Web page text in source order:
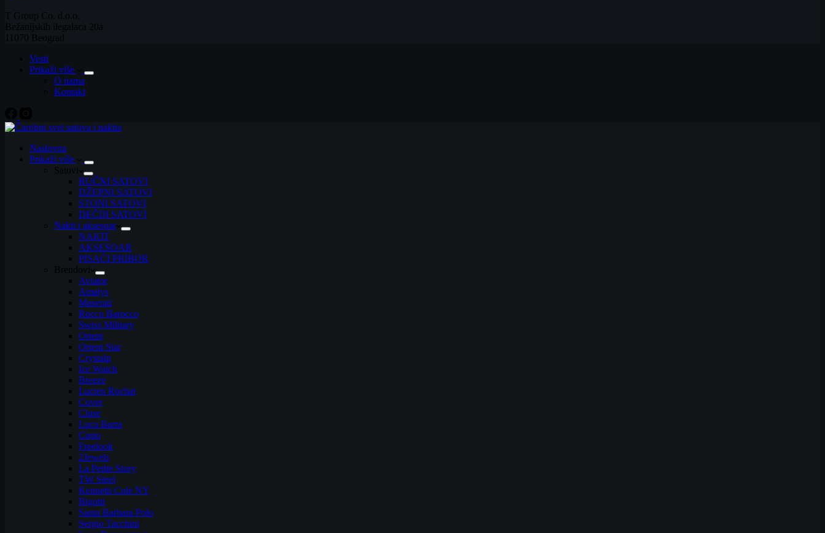
T Group Co. d.o.o.
Bežanijskih ilegalaca 20a
11070 Beograd
Vesti
Prikaži više
O nama
Kontakt
Naslovna
Prikaži više
Satovi
RUČNI SATOVI
DŽEPNI SATOVI
STONI SATOVI
DEČIJI SATOVI
Nakit i aksesoar
NAKIT
AKSESOAR
PISAĆI PRIBOR
Brendovi
Aviator
Amalys
Maserati
Rocco Barocco
Swiss Military
Orient
Orient Star
Crystalp
Ice Watch
Breeze
Lucien Rochat
Cover
Cluse
Luca Barra
Casio
Freelook
2Jewels
La Petite Story
TW Steel
Kenneth Cole NY
Bigotti
Santa Barbara Polo
Sergio Tacchini